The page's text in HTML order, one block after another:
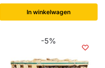
In winkelwagen
-5%